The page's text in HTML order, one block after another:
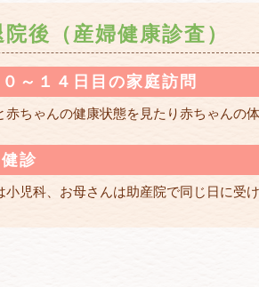
院後（産婦健康診査）
～１４日目の家庭訪問
赤ちゃんの健康状態を見たり赤ちゃんの
診
小児科、お母さんは助産院で同じ日に受